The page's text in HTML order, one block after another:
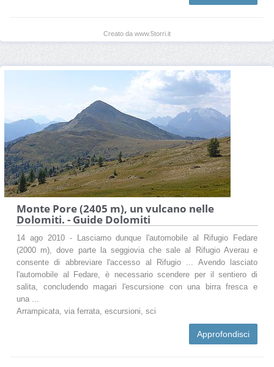
Creato da www.5torri.it
Monte Pore (2405 m), un vulcano nelle
Dolomiti. - Guide Dolomiti
14 ago 2010 - Lasciamo dunque l'automobile al Rifugio Fedare
(2000 m), dove parte la seggiovia che sale al Rifugio Averau e
consente di abbreviare l'accesso al Rifugio ... Avendo lasciato
l'automobile al Fedare, è necessario scendere per il sentiero di
salita, concludendo magari l'escursione con una birra fresca e
una ...
Arrampicata, via ferrata, escursioni, sci
Approfondisci